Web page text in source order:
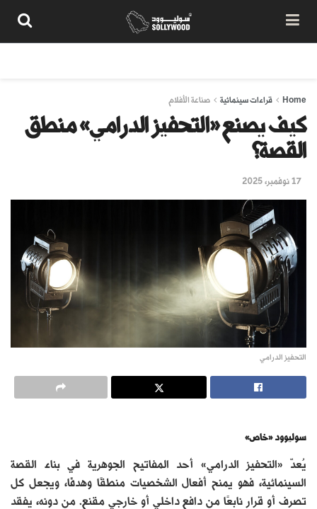
Home قراءات سينمائية صناعة الأفلام
كيف يصنع «التحفيز الدرامي» منطق
القصة؟
17 نوفمبر، 2025
التحفيز الدرامي
سوليوود «خاص»
يُعدّ «التحفيز الدرامي» أحد المفاتيح الجوهرية في بناء القصة
السينمائية، فهو يمنح أفعال الشخصيات منطقًا وهدفًا، ويجعل كل
تصرف أو قرار نابعًا من دافع داخلي أو خارجي مقنع. من دونه، يفقد